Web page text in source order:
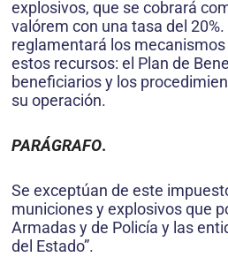
explosivos, que se cobrará
valórem con una tasa del
reglamentará los mecanismos
estos recursos: el Plan de
beneficiarios y los
su operación.
PARÁGRAFO.
Se exceptúan de este
municiones y explosivos que
Armadas y de Policía y las
del Estado”.